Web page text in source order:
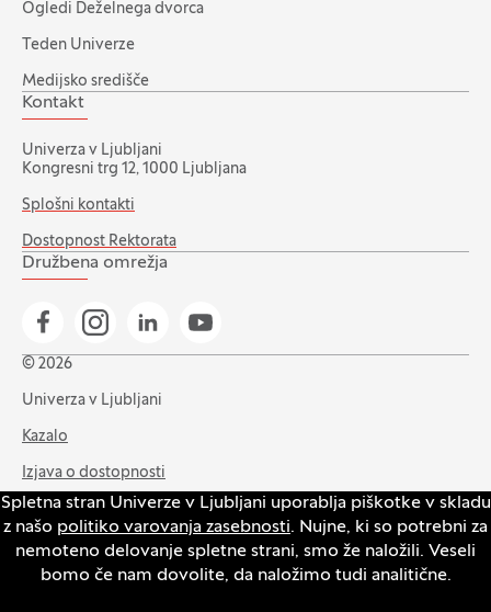
Spletna stran Univerze v Ljubljani uporablja piškotke v skladu
z našo politiko varovanja zasebnosti. Nujne, ki so potrebni za
nemoteno delovanje spletne strani, smo že naložili. Veseli
bomo če nam dovolite, da naložimo tudi analitične.
Ogledi Deželnega dvorca
Teden Univerze
Medijsko središče
Kontakt
Univerza v Ljubljani
Kongresni trg 12, 1000 Ljubljana
Splošni kontakti
Dostopnost Rektorata
Družbena omrežja
Pojdi na našo Facebook stran
Pojdi na našo Instagram stran
Pojdi na Linkedin stran
Pojdi na YouTube stran
© 2026
Univerza v Ljubljani
Kazalo
Izjava o dostopnosti
Varstvo zasebnosti in piškotkov
Intranet